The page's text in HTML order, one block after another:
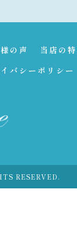
の声 当店の
バシーポリシー
RESERVED.